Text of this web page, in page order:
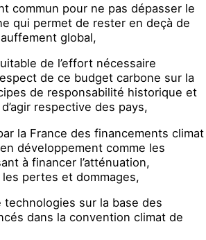
commun pour ne pas dépasser le
qui permet de rester en deçà de
global,
de l’effort nécessaire
de ce budget carbone sur la
de responsabilité historique et
respective des pays,
la France des financements climat
développement comme les
à financer l’atténuation,
les pertes et dommages,
sur la base des
dans la convention climat de